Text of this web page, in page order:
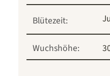
Blütezeit:
Wuchshöhe: